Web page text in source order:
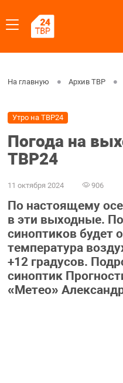
На главную Архив ТВР
Утро на ТВР24
Погода на
ТВР24
11 октября 2024 906
По настоящему
в эти выходные.
синоптиков будет
температура
+12 градусов.
синоптик
«Метео»